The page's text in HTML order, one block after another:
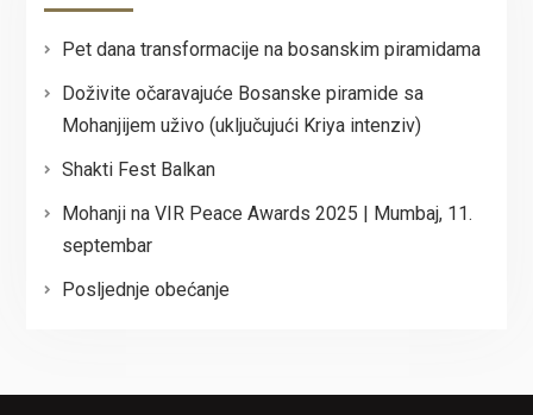
Pet dana transformacije na bosanskim piramidama
Doživite očaravajuće Bosanske piramide sa
Mohanjijem uživo (uključujući Kriya intenziv)
Shakti Fest Balkan
Mohanji na VIR Peace Awards 2025 | Mumbaj, 11.
septembar
Posljednje obećanje